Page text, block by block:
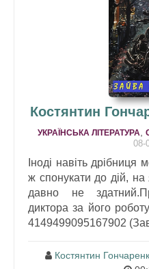
Костянтин
УКРАЇНСЬКА ЛІТЕРАТУРА,
08-
Іноді навіть
ж спонукати до дій,
давно не
диктора за його
4149499095167902
Костянтин